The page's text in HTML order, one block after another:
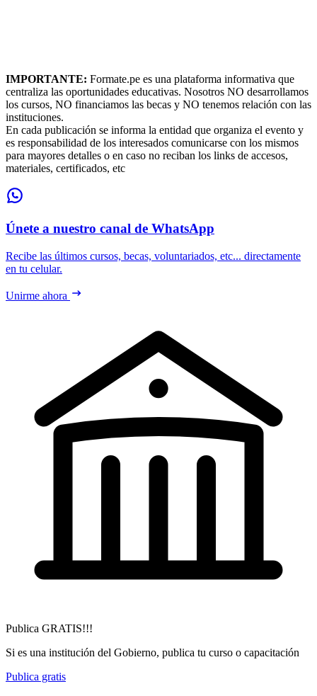
IMPORTANTE: Formate.pe es una plataforma informativa que
centraliza las oportunidades educativas. Nosotros NO desarrollamos
los cursos, NO financiamos las becas y NO tenemos relación con las
instituciones.
En cada publicación se informa la entidad que organiza el evento y
es responsabilidad de los interesados comunicarse con los mismos
para mayores detalles o en caso no reciban los links de accesos,
materiales, certificados, etc
Únete a nuestro canal de WhatsApp
Recibe las últimos cursos, becas, voluntariados, etc... directamente
en tu celular.
Unirme ahora
Publica GRATIS!!!
Si es una institución del Gobierno, publica tu curso o capacitación
Publica gratis